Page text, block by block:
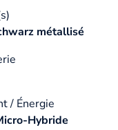
métallisé
/ Énergie
Hybride